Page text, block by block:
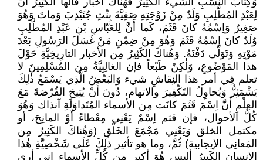
لِعَبْدِ المُطَّلِبِ وَلَدٌ مِنْ زَوْجَتِهِ صَفِيَّةَ بِنْتِ جُنَيْدِبَ وَماتَ وَهُوَ
صَغِيرٌ وَاِسْمُهُ كانَ قَثَمَ، كَما أَنَّ لِلعَبّاسِ بْنِ عَبْدِ المُطَّلِبِ
وُلَدٌ كانَ اِسْمُهُ قَثَمَ وَهُوَ مِنْ ضِمْنِ مَنْ غَسَلَ الرَسُولِ بَعْدَ
مَوْتِهِ وَتَوَلَّى دَفْنَهُ. وَهُناكَ الكَثِيرُ مِن الأخبار التارِيخِيَّةِ حَوْلَ
هٰذا المَوْضُوعِ، وَلٰكِنْ طَبْعاً فإن الغالِبِيَّةُ مِن المُسْلِمِينَ لا
تعلم فِي أمر هٰذا النِقاشِ شيء وَالبَعْضُ الَّذِي يَسْمَعُ ذٰلِكَ
يَشْمَئِزُّ وَيُحاوِلُ التَكْفِيرَ والاتهام، دُونَ أَنْ يُتِيحَ الفُرْصَةَ مَعَ
العِلْمِ أَنَّ اِسْمَ قَثَمَ كانَت مِن الأسماء المُتَداوَلَةِ آنذاك وَهُوَ
كُلُّ الأحوال، فإن قثم اِسْمٌ يَعْنِي مِعْطاءً أَوْ المانِحَ، أو
مكتمل الخلق وَيَعْنِي مَجْمَعَ الخَلْقِ (وَهُناكَ الكَثِيرُ مِن
المَعانِي الإيجابية) ثُمَّ، وما هو تأثير ذٰلِكَ عَلَى شَخْصِيَّةِ هٰذا
الإنسان الكَبِيرُ أليس هُوَ أكبر مِن كُلِّ الأسماء إني أرى